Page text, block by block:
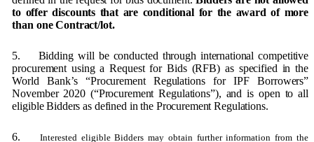
to offer discounts that are conditional for the award of more
than one Contract/lot.
5.
Bidding will be conducted through international competitive
procurement using a Request for Bids (RFB) as specified in the
World Bank’s “Procurement Regulations for IPF Borrowers”
November 2020 (“Procurement Regulations”), and is open to all
eligible Bidders as defined in the Procurement Regulations.
6.
Interested eligible Bidders may obtain further information from the